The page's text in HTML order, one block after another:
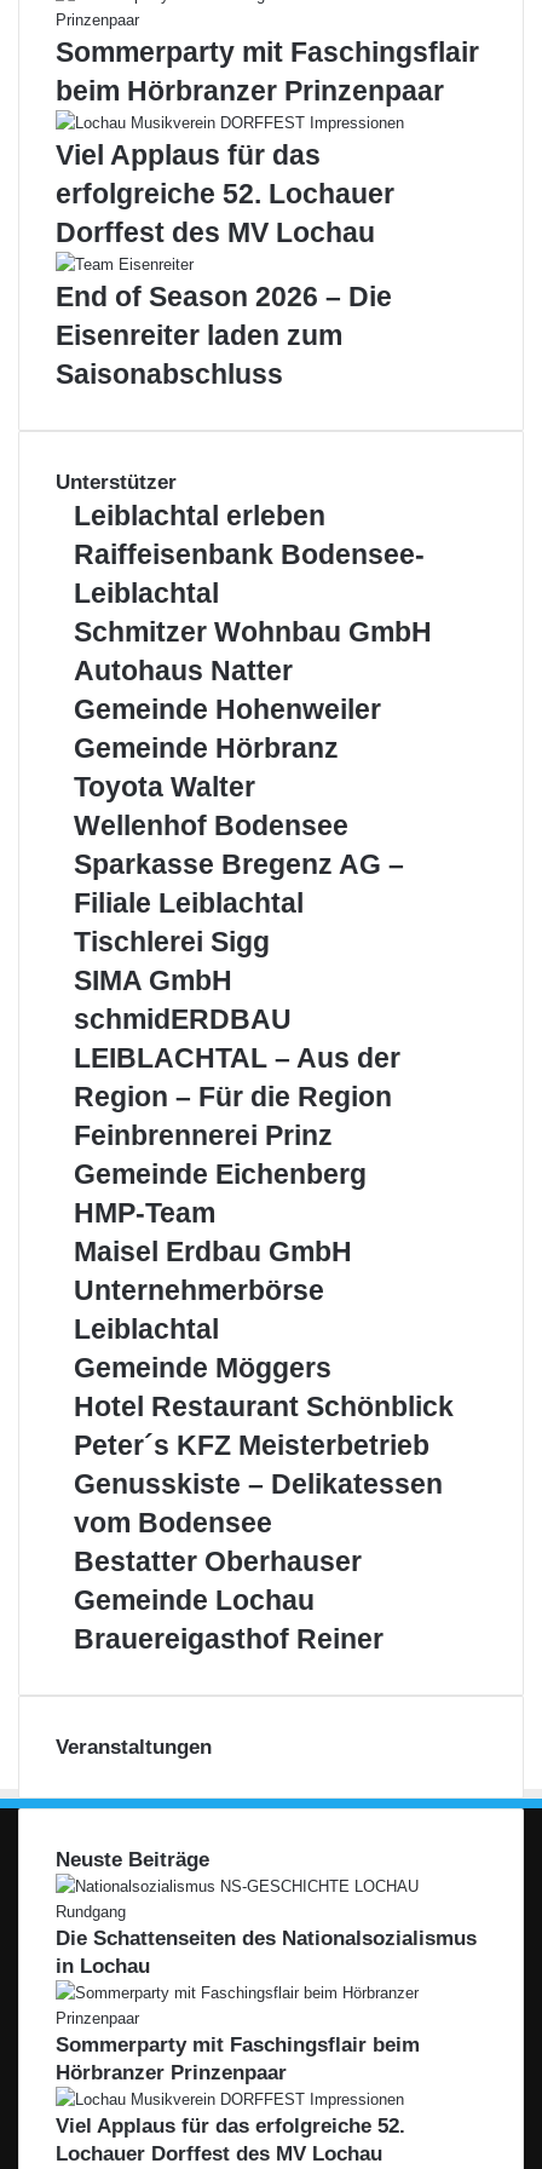
Sommerparty mit Faschingsflair
beim Hörbranzer Prinzenpaar
Viel Applaus für das
erfolgreiche 52. Lochauer
Dorffest des MV Lochau
End of Season 2026 – Die
Eisenreiter laden zum
Saisonabschluss
Unterstützer
Leiblachtal
Leiblachtal erleben
Raiffeisenbank
Leiblachtal
Raiffeisenbank Bodensee-
Leiblachtal
Schmitzer
GmbH
Schmitzer Wohnbau GmbH
Autohaus
Autohaus Natter
Gemeinde
Gemeinde Hohenweiler
Gemeinde
Gemeinde Hörbranz
Toyota
Walter
Toyota Walter
Wellenhof
Wellenhof Bodensee
Sparkasse
Bregenz
AG
–
Leiblachtal
Sparkasse Bregenz AG –
Filiale Leiblachtal
Tischlerei
Tischlerei Sigg
SIMA
SIMA GmbH
schmidERDBAU
–
Aus
Region
–
Für
die
Region
schmidERDBAU
LEIBLACHTAL – Aus der
Region – Für die Region
Feinbrennerei
Feinbrennerei Prinz
Gemeinde
Gemeinde Eichenberg
HMP-
HMP-Team
Maisel
GmbH
Maisel Erdbau GmbH
Unternehmerbörse
Unternehmerbörse
Leiblachtal
Gemeinde
Gemeinde Möggers
Hotel
Schönblick
Hotel Restaurant Schönblick
Peter
KFZ
Meisterbetrieb
Peter´s KFZ Meisterbetrieb
Genusskiste
Delikatessen
vom
Genusskiste – Delikatessen
vom Bodensee
Bestatter
Bestatter Oberhauser
Gemeinde
Gemeinde Lochau
Brauereigasthof
Brauereigasthof Reiner
Veranstaltungen
Neuste Beiträge
Die Schattenseiten des Nationalsozialismus
in Lochau
Sommerparty mit Faschingsflair beim
Hörbranzer Prinzenpaar
Viel Applaus für das erfolgreiche 52.
Lochauer Dorffest des MV Lochau